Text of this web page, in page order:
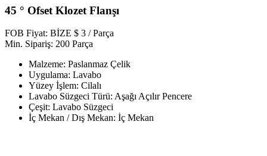
45 ° Ofset Klozet Flanşı
FOB Fiyat: BİZE $ 3 / Parça
Min. Sipariş: 200 Parça
Malzeme: Paslanmaz Çelik
Uygulama: Lavabo
Yüzey İşlem: Cilalı
Lavabo Süzgeci Türü: Aşağı Açılır Pencere
Çeşit: Lavabo Süzgeci
İç Mekan / Dış Mekan: İç Mekan